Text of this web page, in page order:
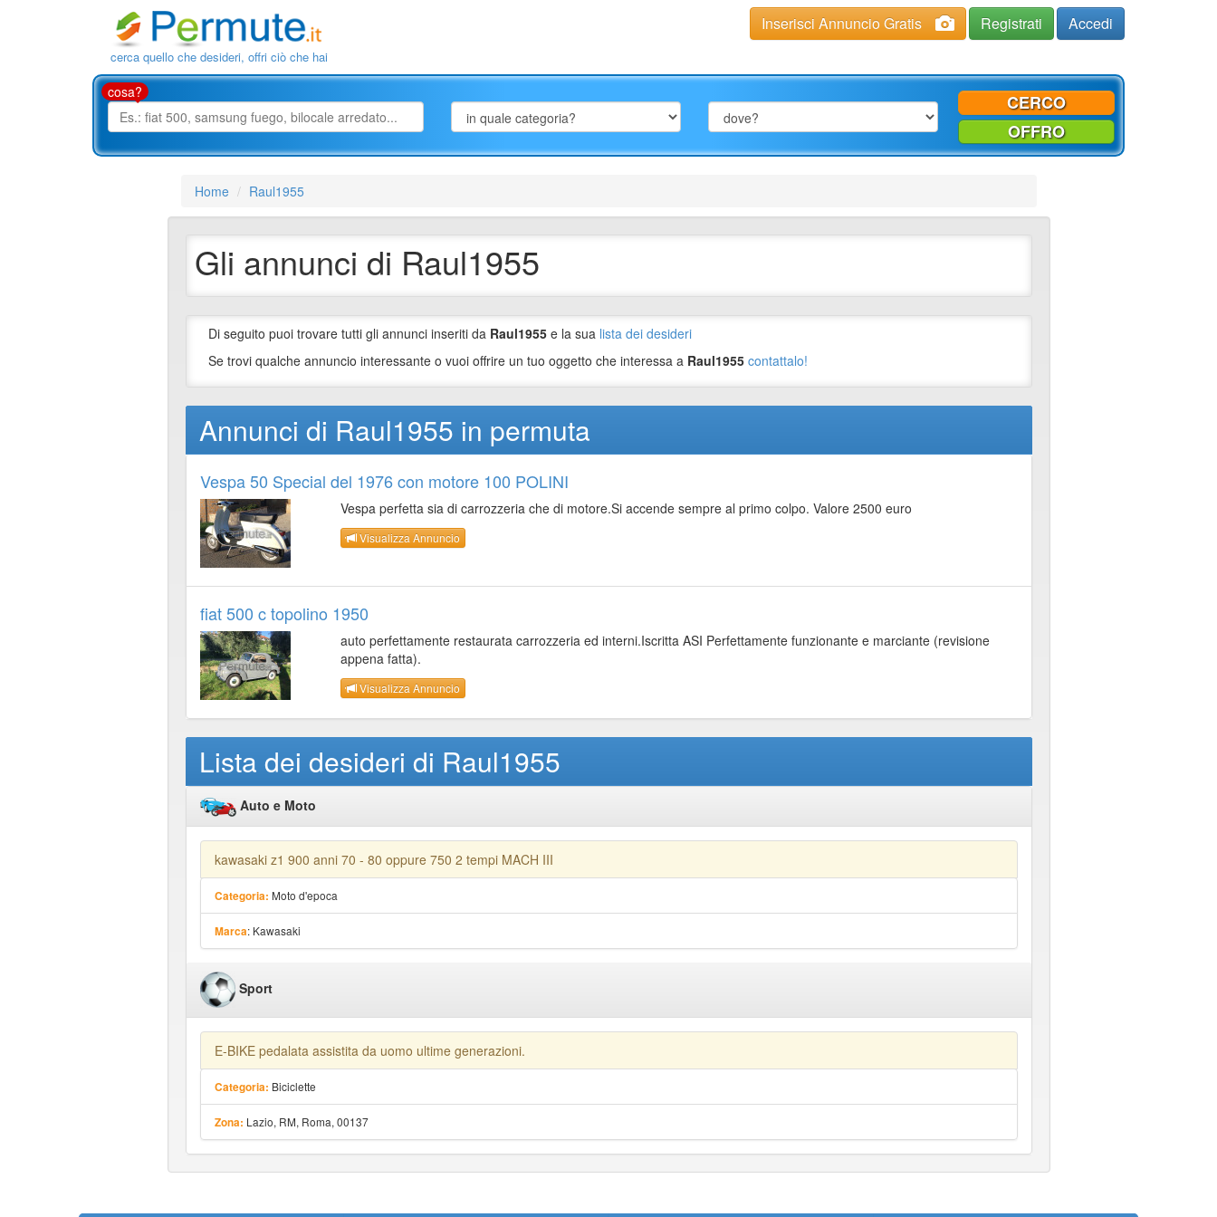
cerca quello che desideri, offri ciò che hai
Inserisci Annuncio Gratis Registrati Accedi
cosa?
CERCO
OFFRO
Home Raul1955
Gli annunci di Raul1955
Di seguito puoi trovare tutti gli annunci inseriti da Raul1955e la sua lista dei desideri
Se trovi qualche annuncio interessante o vuoi offrire un tuo oggetto che interessa a Raul1955 contattalo!
Annunci di Raul1955 in permuta
Vespa 50 Special del 1976 con motore 100 POLINI
Vespa perfetta sia di carrozzeria che di motore.Si accende sempre al primo colpo. Valore 2500 euro
Visualizza Annuncio
fiat 500 c topolino 1950
auto perfettamente restaurata carrozzeria ed interni.Iscritta ASI Perfettamente funzionante e marciante (revisione
appena fatta).
Visualizza Annuncio
Lista dei desideri di Raul1955
Auto e Moto
kawasaki z1 900 anni 70 - 80 oppure 750 2 tempi MACH III
Categoria: Moto d'epoca
Marca: Kawasaki
Sport
E-BIKE pedalata assistita da uomo ultime generazioni.
Categoria: Biciclette
Zona: Lazio, RM, Roma, 00137